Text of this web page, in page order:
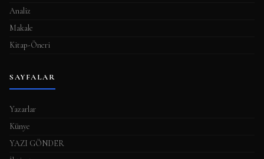
Analiz
Makale
Kitap-Öneri
SAYFALAR
Yazarlar
Künye
YAZI GÖNDER